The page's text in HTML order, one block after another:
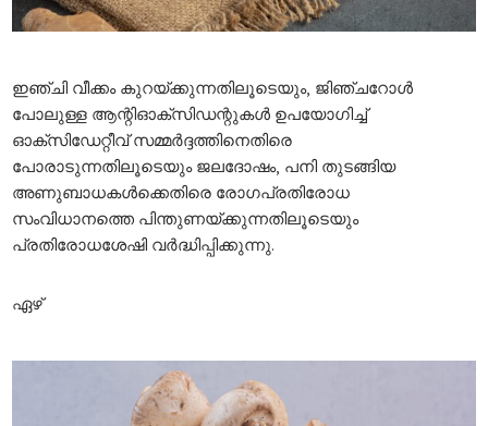
ഇഞ്ചി വീക്കം കുറയ്ക്കുന്നതിലൂടെയും, ജിഞ്ചറോൾ
പോലുള്ള ആന്റിഓക്‌സിഡന്റുകൾ ഉപയോഗിച്ച്
ഓക്‌സിഡേറ്റീവ് സമ്മർദ്ദത്തിനെതിരെ
പോരാടുന്നതിലൂടെയും ജലദോഷം, പനി തുടങ്ങിയ
അണുബാധകൾക്കെതിരെ രോഗപ്രതിരോധ
സംവിധാനത്തെ പിന്തുണയ്ക്കുന്നതിലൂടെയും
പ്രതിരോധശേഷി വർദ്ധിപ്പിക്കുന്നു.
ഏഴ്